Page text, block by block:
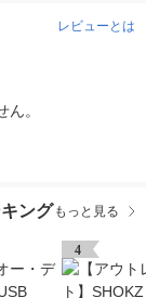
レビューとは
。
ング もっと見る
4